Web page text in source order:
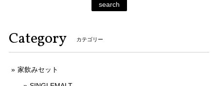
search
Category カテゴリー
家飲みセット